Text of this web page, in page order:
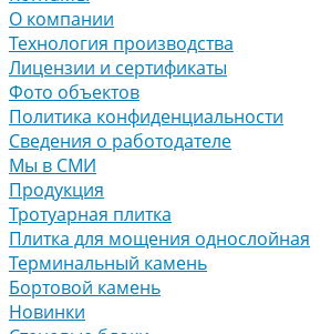
О компании
Технология производства
Лицензии и сертификаты
Фото объектов
Политика конфиденциальности
Сведения о работодателе
Мы в СМИ
Продукция
Тротуарная плитка
Плитка для мощения однослойная
Терминальный камень
Бортовой камень
Новинки